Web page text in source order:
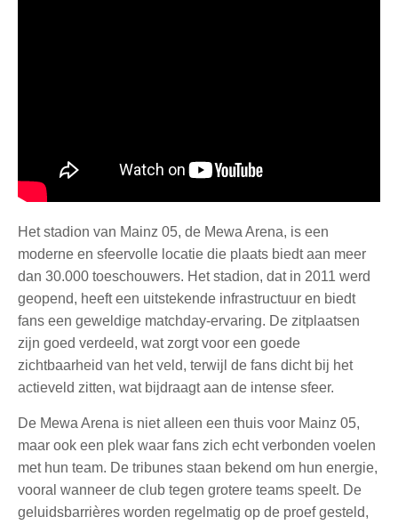
Het stadion van Mainz 05, de Mewa Arena, is een
moderne en sfeervolle locatie die plaats biedt aan meer
dan 30.000 toeschouwers. Het stadion, dat in 2011 werd
geopend, heeft een uitstekende infrastructuur en biedt
fans een geweldige matchday-ervaring. De zitplaatsen
zijn goed verdeeld, wat zorgt voor een goede
zichtbaarheid van het veld, terwijl de fans dicht bij het
actieveld zitten, wat bijdraagt aan de intense sfeer.
De Mewa Arena is niet alleen een thuis voor Mainz 05,
maar ook een plek waar fans zich echt verbonden voelen
met hun team. De tribunes staan bekend om hun energie,
vooral wanneer de club tegen grotere teams speelt. De
geluidsbarrières worden regelmatig op de proef gesteld,